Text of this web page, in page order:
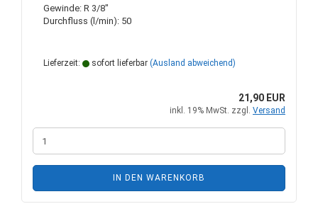
Gewinde: R 3/8"
Durchfluss (l/min): 50
Lieferzeit: sofort lieferbar (Ausland abweichend)
21,90 EUR
inkl. 19% MwSt. zzgl. Versand
IN DEN WARENKORB